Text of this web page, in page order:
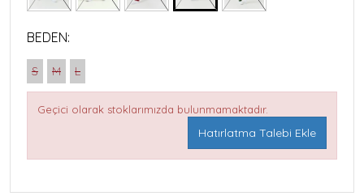
BEDEN:
S M L
Geçici olarak stoklarımızda bulunmamaktadır.
Hatırlatma Talebi Ekle